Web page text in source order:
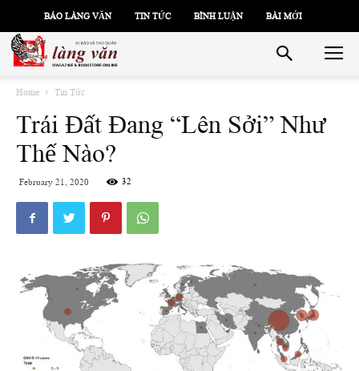
BÁO LÀNG VĂN TIN TỨC BÌNH LUẬN BÀI MỚI
Home Tin Tức
Trái Đất Đang “Lên Sởi” Như
Thế Nào?
February 21, 2020 32